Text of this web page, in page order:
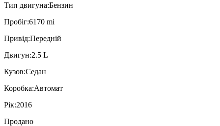
Тип двигуна:Бензин
Пробiг:6170 mi
Привiд:Передній
Двигун:2.5 L
Кузов:Седан
Коробка:Автомат
Рік:2016
Продано